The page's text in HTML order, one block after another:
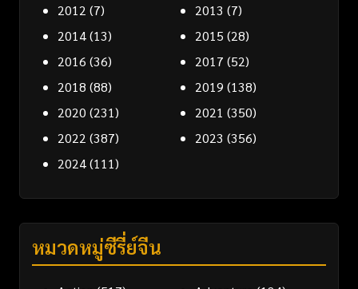
2012 (7) 2013 (7)
2014(13) 2015 (28)
2016 (36) 2017 (52)
2018 (88) 2019 (138)
2020 (231) 2021 (350)
2022 (387) 2023 (356)
2024(111)
หมวดหมู่ซีรี่ย์จีน